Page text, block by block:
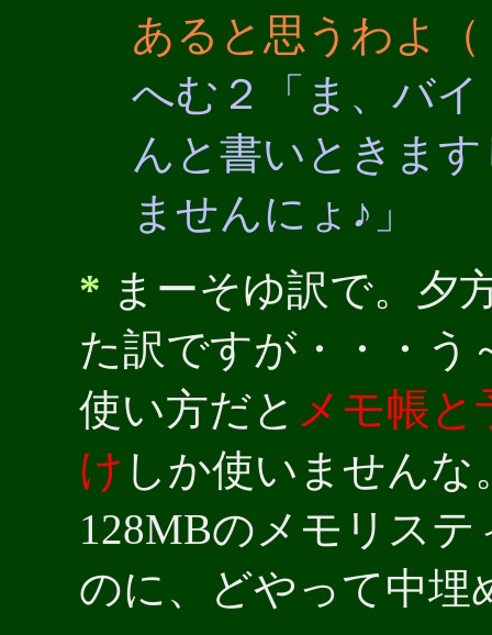
あると思うわよ（
へむ２「ま、バ
んと書いときま
ませんにょ♪」
* まーそゆ訳で。夕
た訳ですが・・・う
使い方だと メモ帳
け しか使いません
128MBのメモリス
のに、どやって中埋